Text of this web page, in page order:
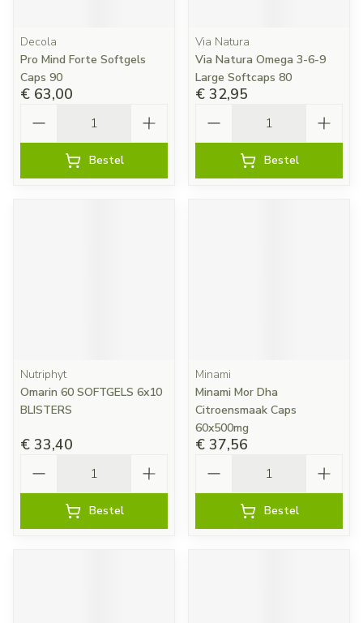
Decola
Pro Mind Forte Softgels
Caps 90
€ 63,00
Bestel
Via Natura
Via Natura Omega 3-6-9
Large Softcaps 80
€ 32,95
Bestel
Nutriphyt
Omarin 60 SOFTGELS 6x10
BLISTERS
€ 33,40
Bestel
Minami
Minami Mor Dha
Citroensmaak Caps
60x500mg
€ 37,56
Bestel